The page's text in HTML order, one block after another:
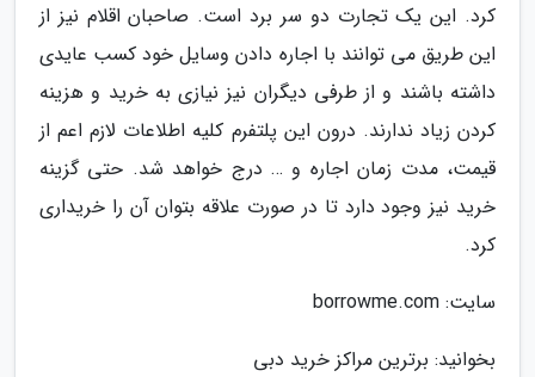
کرد. این یک تجارت دو سر برد است. صاحبان اقلام نیز از
این طریق می توانند با اجاره دادن وسایل خود کسب عایدی
داشته باشند و از طرفی دیگران نیز نیازی به خرید و هزینه
کردن زیاد ندارند. درون این پلتفرم کلیه اطلاعات لازم اعم از
قیمت، مدت زمان اجاره و … درج خواهد شد. حتی گزینه
خرید نیز وجود دارد تا در صورت علاقه بتوان آن را خریداری
کرد.
سایت: borrowme.com
بخوانید: برترین مراکز خرید دبی